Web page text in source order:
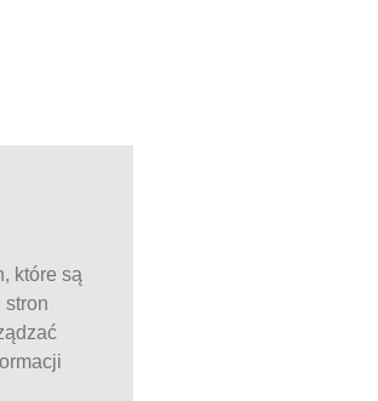
które są
stron